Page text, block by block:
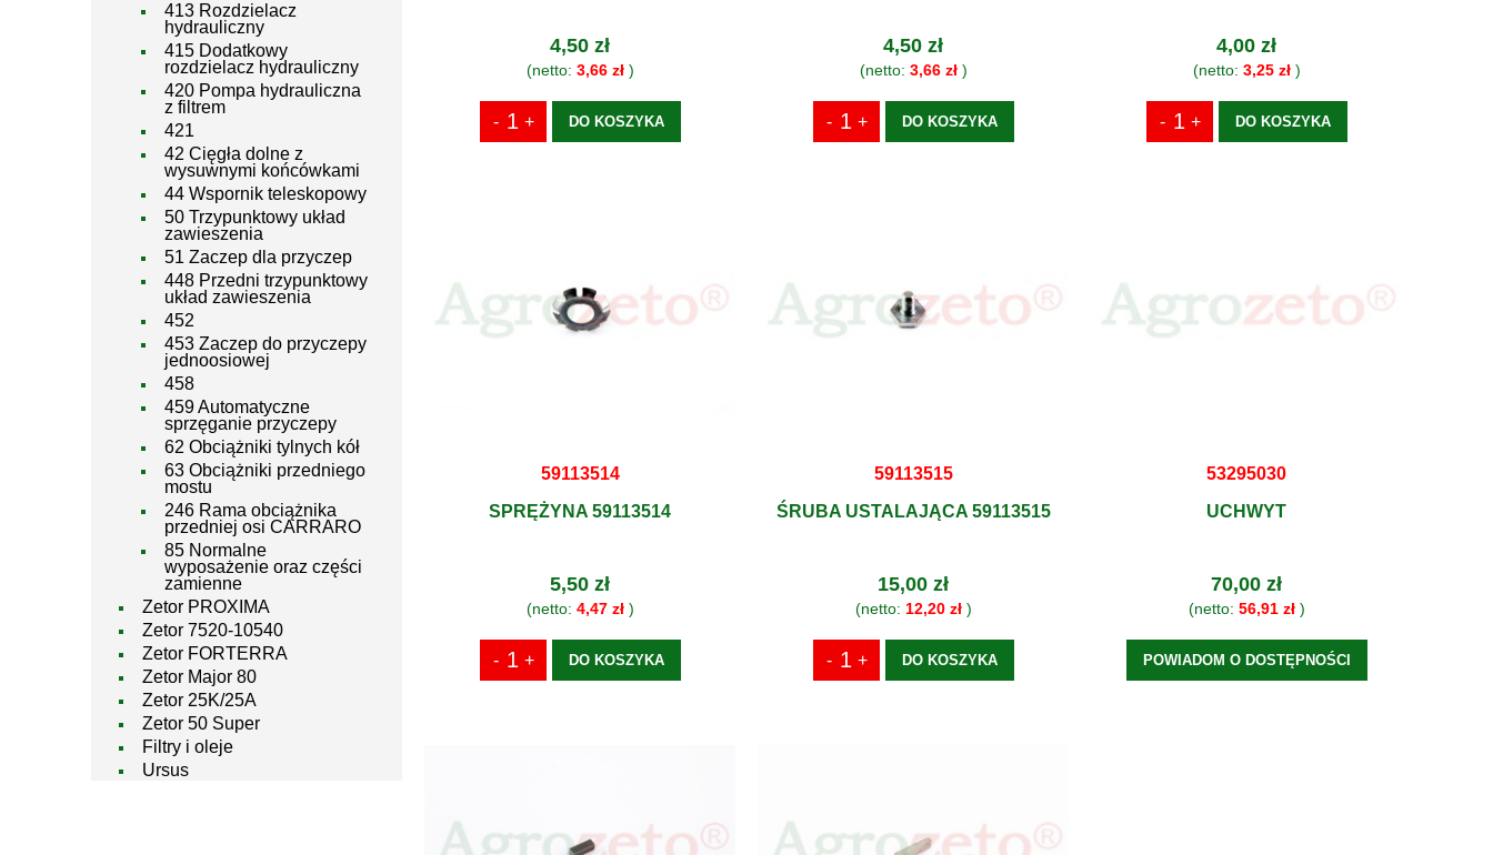
413 Rozdzielacz
hydrauliczny
415 Dodatkowy
rozdzielacz hydrauliczny
420 Pompa hydrauliczna
z filtrem
421
42 Cięgła dolne z
wysuwnymi końcówkami
44 Wspornik teleskopowy
50 Trzypunktowy układ
zawieszenia
51 Zaczep dla przyczep
448 Przedni trzypunktowy
układ zawieszenia
452
453 Zaczep do przyczepy
jednoosiowej
458
459 Automatyczne
sprzęganie przyczepy
62 Obciążniki tylnych kół
63 Obciążniki przedniego
mostu
246 Rama obciążnika
przedniej osi CARRARO
85 Normalne
wyposażenie oraz części
zamienne
Zetor PROXIMA
Zetor 7520-10540
Zetor FORTERRA
Zetor Major 80
Zetor 25K/25A
Zetor 50 Super
Filtry i oleje
Ursus
4,50 zł
(netto: 3,66 zł)
DO KOSZYKA
4,50 zł
(netto: 3,66 zł)
DO KOSZYKA
4,00 zł
(netto: 3,25 zł)
DO KOSZYKA
59113514
SPRĘŻYNA 59113514
5,50 zł
(netto: 4,47 zł)
DO KOSZYKA
59113515
ŚRUBA USTALAJĄCA 59113515
15,00 zł
(netto: 12,20 zł)
DO KOSZYKA
53295030
UCHWYT
70,00 zł
(netto: 56,91 zł)
POWIADOM O DOSTĘPNOŚCI